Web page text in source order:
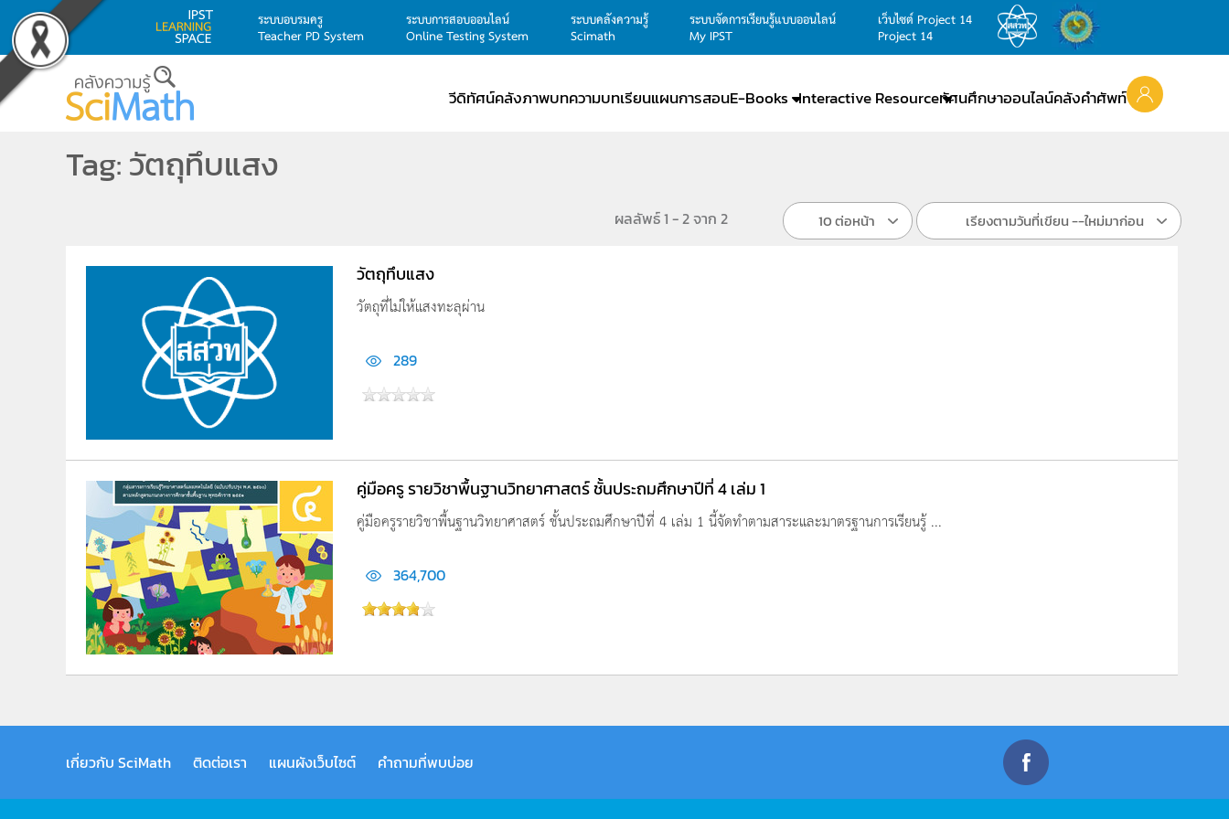
Skip to main content
ระบบอบรมครู
Teacher PD System
ระบบการสอบออนไลน์
Online Testing System
ระบบคลังความรู้
Scimath
ระบบจัดการเรียนรู้แบบออนไลน์
My IPST
เว็บไซต์ Project 14
Project 14
วีดิทัศน์คลังภาพบทความบทเรียนแผนการสอนE-Books Interactive Resourceทัศนศึกษาออนไลน์คลังคำศัพท์
Tag: วัตถุทึบแสง
ผลลัพธ์ 1 - 2 จาก 2 10 ต่อหน้า เรียงตามวันที่เขียน --ใหม่มาก่อน
วัตถุทึบแสง
วัตถุที่ไม่ให้แสงทะลุผ่าน
289
คู่มือครู รายวิชาพื้นฐานวิทยาศาสตร์ ชั้นประถมศึกษาปีที่ 4 เล่ม 1
คู่มือครูรายวิชาพื้นฐานวิทยาศาสตร์ ชั้นประถมศึกษาปีที่ 4 เล่ม 1 นี้จัดทำตามสาระและมาตรฐานการเรียนรู้ ...
364,700
เกี่ยวกับ SciMath ติดต่อเรา แผนผังเว็บไซต์ คำถามที่พบบ่อย